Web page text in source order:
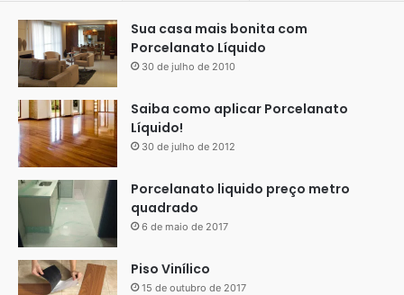
Sua casa mais bonita com
Porcelanato Líquido
30 de julho de 2010
Saiba como aplicar Porcelanato
Líquido!
30 de julho de 2012
Porcelanato liquido preço metro
quadrado
6 de maio de 2017
Piso Vinílico
15 de outubro de 2017